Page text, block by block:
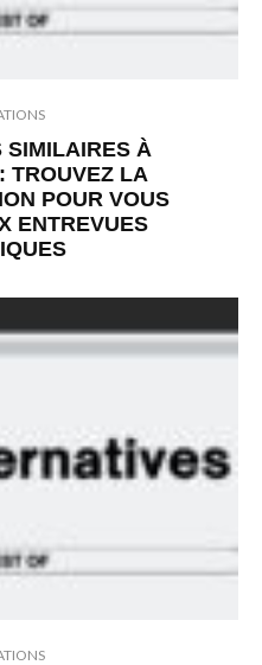
SIMILAIRES À
TROUVEZ LA
POUR VOUS
ENTREVUES